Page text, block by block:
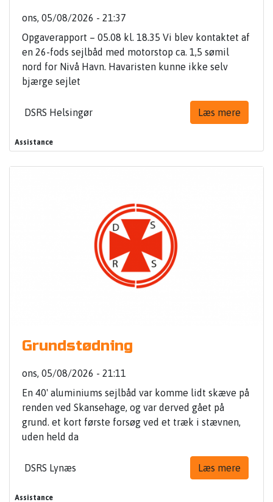
ons, 05/08/2026 - 21:37
Opgaverapport – 05.08 kl. 18.35 Vi blev kontaktet af
en 26-fods sejlbåd med motorstop ca. 1,5 sømil
nord for Nivå Havn. Havaristen kunne ikke selv
bjærge sejlet
DSRS Helsingør Læs mere
Assistance
Grundstødning
ons, 05/08/2026 - 21:11
En 40' aluminiums sejlbåd var komme lidt skæve på
renden ved Skansehage, og var derved gået på
grund. et kort første forsøg ved et træk i stævnen,
uden held da
DSRS Lynæs Læs mere
Assistance